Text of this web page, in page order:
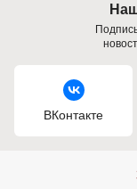
ВКонтакте